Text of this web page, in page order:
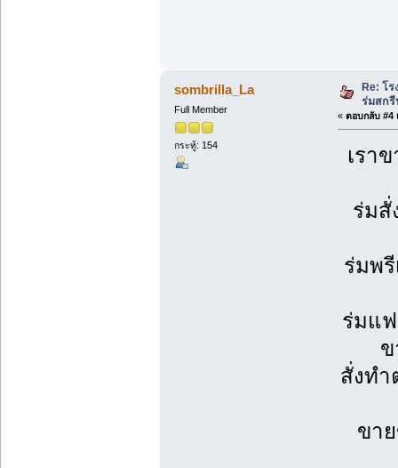
sombrilla_La
Full Member
กระทู้: 154
Re: โ
ร่มสกรี
« ตอบกลับ #4
เรา
ร่ม
ร่มพ
ร่มแ
สั่งทำ
ขา